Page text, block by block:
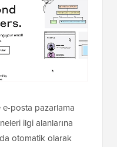
e-posta pazarlama
ilgi alanlarına
otomatik olarak